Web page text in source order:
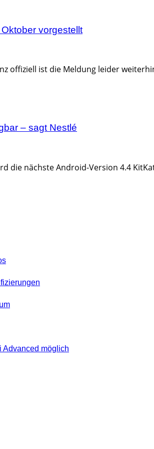
vorgestellt
offiziell ist die Meldung leider
– sagt Nestlé
die nächste Android-Version 4.4
Advanced möglich